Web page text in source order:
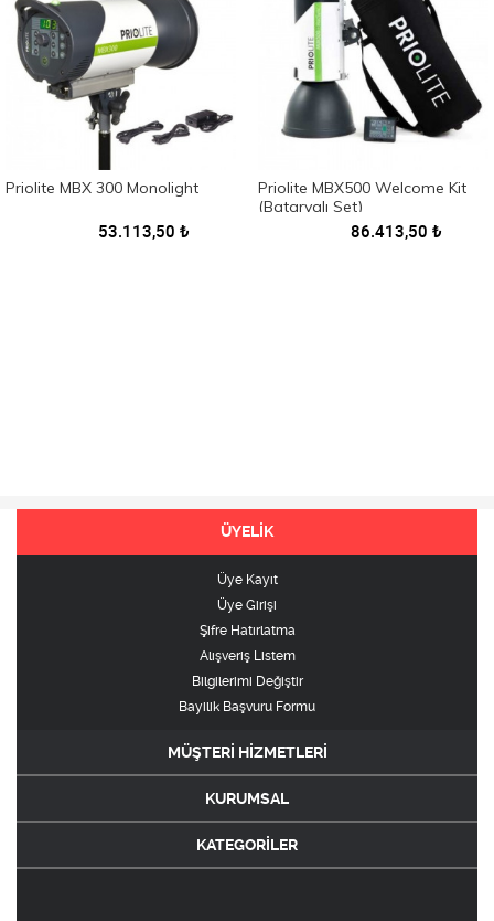
Priolite MBX 300 Monolight
53.113,50 ₺
Priolite MBX500 Welcome Kit
(Bataryalı Set)
86.413,50 ₺
ÜYELİK
Üye Kayıt
Üye Girişi
Şifre Hatırlatma
Alışveriş Listem
Bilgilerimi Değiştir
Bayilik Başvuru Formu
MÜŞTERİ HİZMETLERİ
KURUMSAL
KATEGORİLER